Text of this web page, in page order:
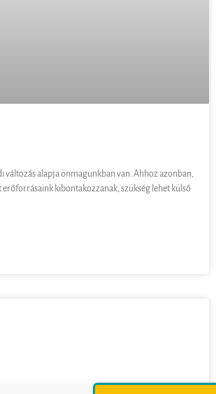
változás alapja önmagunkban van. Ahhoz azonban,
erőforrásaink kibontakozzanak, szükség lehet külső